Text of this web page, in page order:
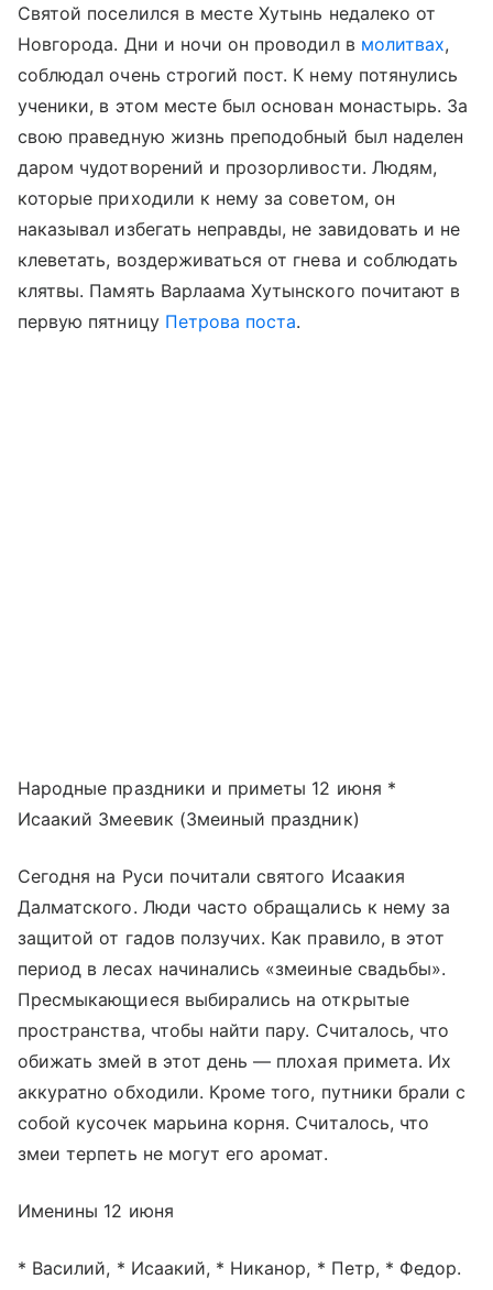
Святой поселился в месте Хутынь недалеко от
Новгорода. Дни и ночи он проводил в молитвах,
соблюдал очень строгий пост. К нему потянулись
ученики, в этом месте был основан монастырь. За
свою праведную жизнь преподобный был наделен
даром чудотворений и прозорливости. Людям,
которые приходили к нему за советом, он
наказывал избегать неправды, не завидовать и не
клеветать, воздерживаться от гнева и соблюдать
клятвы. Память Варлаама Хутынского почитают в
первую пятницу Петрова поста.
Народные праздники и приметы 12 июня *
Исаакий Змеевик (Змеиный праздник)
Сегодня на Руси почитали святого Исаакия
Далматского. Люди часто обращались к нему за
защитой от гадов ползучих. Как правило, в этот
период в лесах начинались «змеиные свадьбы».
Пресмыкающиеся выбирались на открытые
пространства, чтобы найти пару. Считалось, что
обижать змей в этот день — плохая примета. Их
аккуратно обходили. Кроме того, путники брали с
собой кусочек марьина корня. Считалось, что
змеи терпеть не могут его аромат.
Именины 12 июня
* Василий, * Исаакий, * Никанор, * Петр, * Федор.